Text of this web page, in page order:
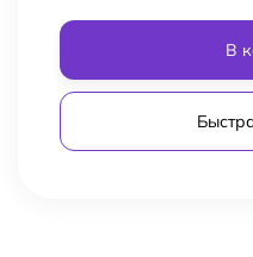
В